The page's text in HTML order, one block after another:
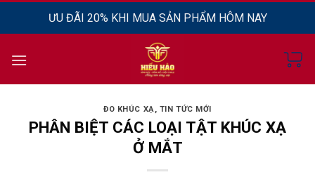
dung
MIỄN PHÍ GIAO HÀNG TOÀN QUỐC
ĐO KHÚC XẠ, TIN TỨC MỚI
PHÂN BIỆT CÁC LOẠI TẬT KHÚC XẠ
Ở MẮT